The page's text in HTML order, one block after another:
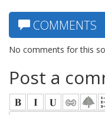
COMMENTS
No comments for this
Post a